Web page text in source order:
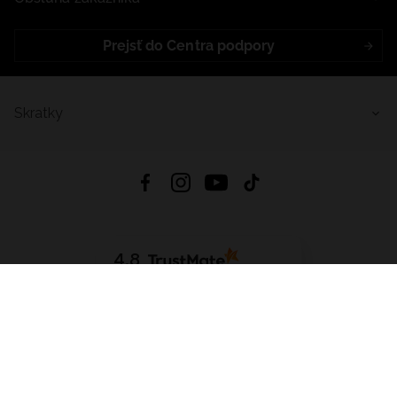
Prejsť do Centra podpory
4.8